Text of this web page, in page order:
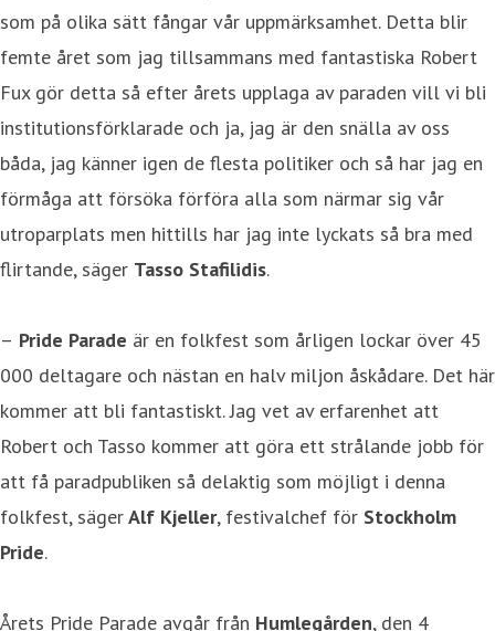
som på olika sätt fångar vår uppmärksamhet. Detta blir
femte året som jag tillsammans med fantastiska Robert
Fux gör detta så efter årets upplaga av paraden vill vi bli
institutionsförklarade och ja, jag är den snälla av oss
båda, jag känner igen de flesta politiker och så har jag en
förmåga att försöka förföra alla som närmar sig vår
utroparplats men hittills har jag inte lyckats så bra med
flirtande, säger Tasso Stafilidis.
– Pride Parade är en folkfest som årligen lockar över 45
000 deltagare och nästan en halv miljon åskådare. Det här
kommer att bli fantastiskt. Jag vet av erfarenhet att
Robert och Tasso kommer att göra ett strålande jobb för
att få paradpubliken så delaktig som möjligt i denna
folkfest, sägerAlf Kjeller, festivalchef för Stockholm
Pride.
Årets Pride Parade avgår från Humlegården, den 4